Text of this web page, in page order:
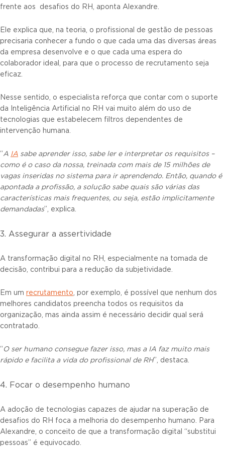
frente aos desafios do RH, aponta Alexandre.
Ele explica que, na teoria, o profissional de gestão de pessoas
precisaria conhecer a fundo o que cada uma das diversas áreas
da empresa desenvolve e o que cada uma espera do
colaborador ideal, para que o processo de recrutamento seja
eficaz.
Nesse sentido, o especialista reforça que contar com o suporte
da Inteligência Artificial no RH vai muito além do uso de
tecnologias que estabelecem filtros dependentes de
intervenção humana.
“A IA sabe aprender isso, sabe ler e interpretar os requisitos –
como é o caso da nossa, treinada com mais de 15 milhões de
vagas inseridas no sistema para ir aprendendo. Então, quando é
apontada a profissão, a solução sabe quais são várias das
características mais frequentes, ou seja, estão implicitamente
demandadas”, explica.
3. Assegurar a assertividade
A transformação digital no RH, especialmente na tomada de
decisão, contribui para a redução da subjetividade.
Em um recrutamento, por exemplo, é possível que nenhum dos
melhores candidatos preencha todos os requisitos da
organização, mas ainda assim é necessário decidir qual será
contratado.
“ O ser humano consegue fazer isso, mas a IA faz muito mais
rápido e facilita a vida do profissional de RH”, destaca.
4. Focar o desempenho humano
A adoção de tecnologias capazes de ajudar na superação de
desafios do RH foca a melhoria do desempenho humano. Para
Alexandre, o conceito de que a transformação digital “substitui
pessoas” é equivocado.